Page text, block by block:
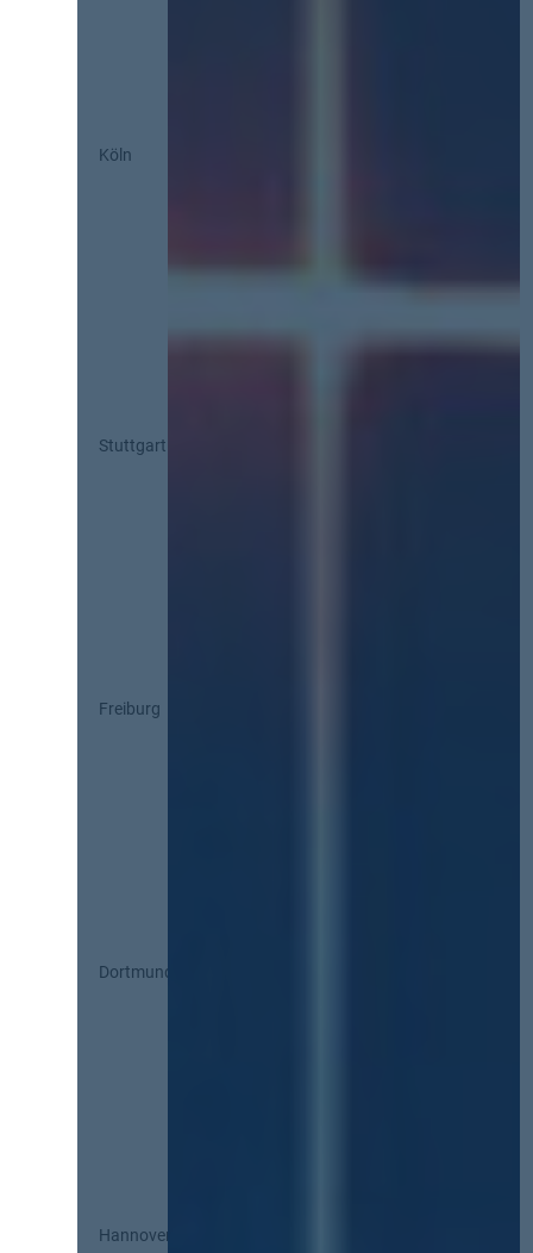
Köln
Stuttgart
Freiburg
Dortmund
Hannover